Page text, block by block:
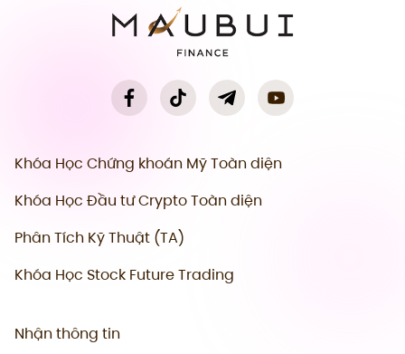
Khóa Học Chứng khoán Mỹ Toàn diện
Khóa Học Đầu tư Crypto Toàn diện
Phân Tích Kỹ Thuật (TA)
Khóa Học Stock Future Trading
Nhận thông tin